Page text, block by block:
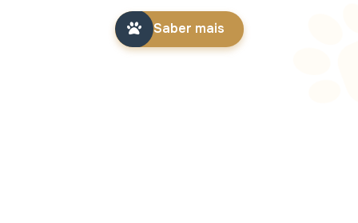
Saber mais